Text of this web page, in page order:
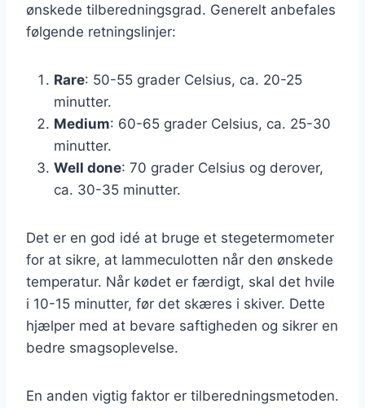
ønskede tilberedningsgrad. Generelt anbefales
følgende retningslinjer:
Rare: 50-55 grader Celsius, ca. 20-25
minutter.
Medium: 60-65 grader Celsius, ca. 25-30
minutter.
Well done: 70 grader Celsius og derover,
ca. 30-35 minutter.
Det er en god idé at bruge et stegetermometer
for at sikre, at lammeculotten når den ønskede
temperatur. Når kødet er færdigt, skal det hvile
i 10-15 minutter, før det skæres i skiver. Dette
hjælper med at bevare saftigheden og sikrer en
bedre smagsoplevelse.
En anden vigtig faktor er tilberedningsmetoden.